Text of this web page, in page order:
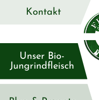
Unser Bio-
Jungrindfleisch
Kontakt